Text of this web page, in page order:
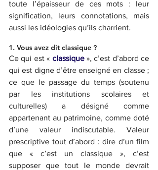
toute l’épaisseur de ces mots : leur
signification, leurs connotations, mais
aussi les idéologies qu’ils charrient.
1. Vous avez dit classique ?
Ce qui est « classique », c’est d’abord ce
qui est digne d’être enseigné en classe ;
ce que le passage du temps (soutenu
par les institutions scolaires et
culturelles) a désigné comme
appartenant au patrimoine, comme doté
d’une valeur indiscutable. Valeur
prescriptive tout d’abord : dire d’un film
que « c’est un classique », c’est
supposer que tout le monde devrait